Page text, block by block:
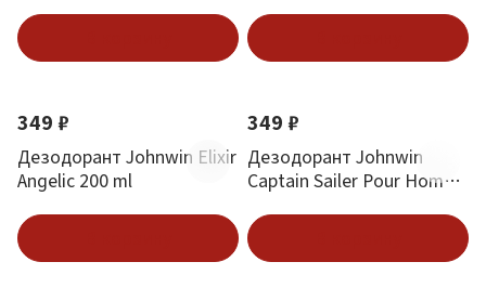
349 ₽
Дезодорант Johnwin Elixir
Angelic 200 ml
349 ₽
Дезодорант Johnwin
Captain Sailer Pour Homme